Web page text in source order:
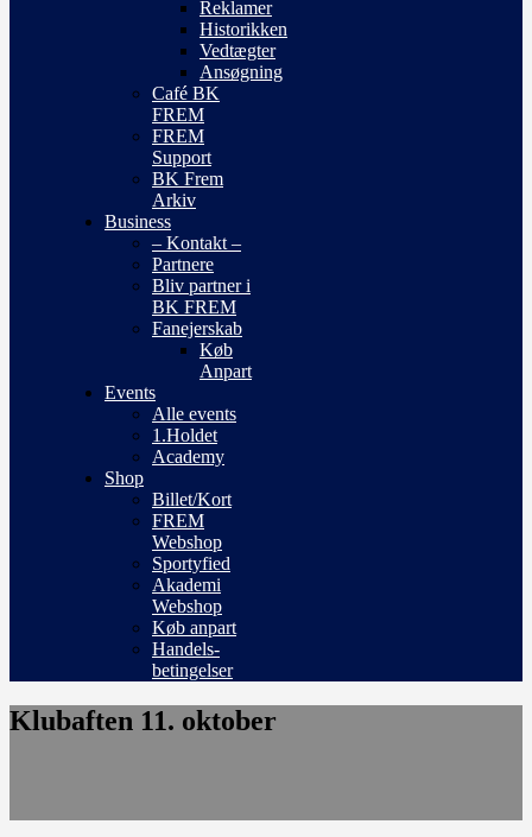
Reklamer
Historikken
Vedtægter
Ansøgning
Café BK
FREM
FREM
Support
BK Frem
Arkiv
Business
– Kontakt –
Partnere
Bliv partner i
BK FREM
Fanejerskab
Køb
Anpart
Events
Alle events
1.Holdet
Academy
Shop
Billet/Kort
FREM
Webshop
Sportyfied
Akademi
Webshop
Køb anpart
Handels-
betingelser
Klubaften 11. oktober